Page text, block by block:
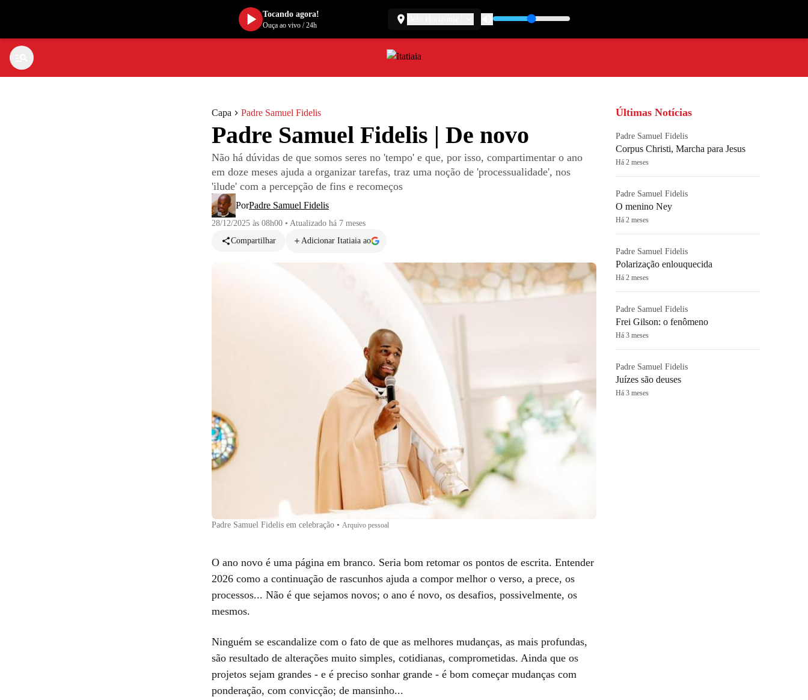
Capa Padre Samuel Fidelis
Padre Samuel Fidelis | De novo
Não há dúvidas de que somos seres no 'tempo' e que, por isso, compartimentar o ano
em doze meses ajuda a organizar tarefas, traz uma noção de 'processualidade', nos
'ilude' com a percepção de fins e recomeços
PorPadre Samuel Fidelis
28/12/2025 às 08h00 • Atualizado há 7 meses
Compartilhar
Adicionar Itatiaia ao
Padre Samuel Fidelis em celebração • Arquivo pessoal
O ano novo é uma página em branco. Seria bom retomar os pontos de escrita. Entender
2026 como a continuação de rascunhos ajuda a compor melhor o verso, a prece, os
processos... Não é que sejamos novos; o ano é novo, os desafios, possivelmente, os
mesmos.
Ninguém se escandalize com o fato de que as melhores mudanças, as mais profundas,
são resultado de alterações muito simples, cotidianas, comprometidas. Ainda que os
projetos sejam grandes - e é preciso sonhar grande - é bom começar mudanças com
ponderação, com convicção; de mansinho...
Últimas Notícias
Padre Samuel Fidelis
Corpus Christi, Marcha para Jesus
Há 2 meses
Padre Samuel Fidelis
O menino Ney
Há 2 meses
Padre Samuel Fidelis
Polarização enlouquecida
Há 2 meses
Padre Samuel Fidelis
Frei Gilson: o fenômeno
Há 3 meses
Padre Samuel Fidelis
Juízes são deuses
Há 3 meses
Tocando agora!
Ouça ao vivo/24h